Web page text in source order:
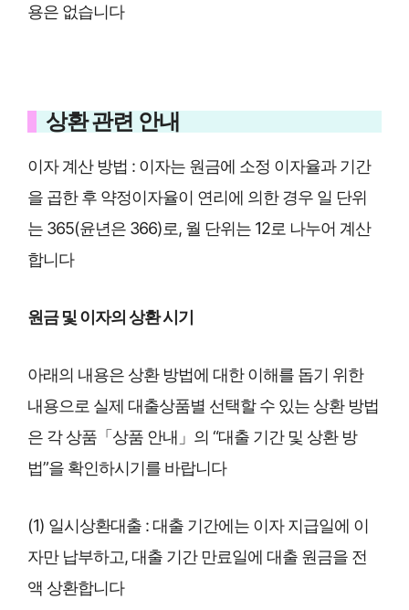
용은 없습니다
상환 관련 안내
이자 계산 방법 : 이자는 원금에 소정 이자율과 기간
을 곱한 후 약정이자율이 연리에 의한 경우 일 단위
는 365(윤년은 366)로, 월 단위는 12로 나누어 계산
합니다
원금 및 이자의 상환 시기
아래의 내용은 상환 방법에 대한 이해를 돕기 위한
내용으로 실제 대출상품별 선택할 수 있는 상환 방법
은 각 상품「상품 안내」의 “대출 기간 및 상환 방
법”을 확인하시기를 바랍니다
(1) 일시상환대출 : 대출 기간에는 이자 지급일에 이
자만 납부하고, 대출 기간 만료일에 대출 원금을 전
액 상환합니다